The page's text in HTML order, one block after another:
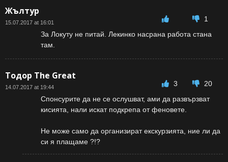
Жълтур
15.07.2017 at 16:01
1
За Локуту не питай. Лекинко насрана работа стана
там.
Тодор The Great
14.07.2017 at 19:44 3
20
Спонсурите да не се ослушват, ами да развързват
кисията, нали искат подкрепа от феновете.
Не може само да организират екскурзията, ние ли да
си я плащаме ?!?